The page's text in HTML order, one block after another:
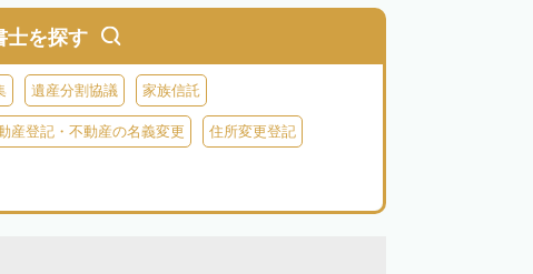
士を探す
遺産分割協議 家族信託
産登記・不動産の名義変更 住所変更登記